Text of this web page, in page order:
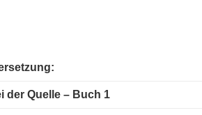
der Quelle – Buch 1